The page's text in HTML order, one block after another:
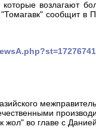
которые
сообщит
во главе с